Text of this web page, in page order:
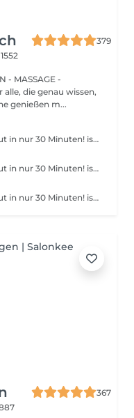
379
- MASSAGE -
genießen m...
Erhalten Sie langanhaltend glatte Haut in nur 30 Minuten! ist eine Methode zur Haarentfernung, bei der die Haare mitsamt der Haarfollikel mit warmem Wachs herausgezogen werden. Wie wird die Wachs-Epilation durchgeführt? - Vorbereitung (die Kosmetikerin trägt eine spezielle antiseptische Lotion auf die Haut auf) - Wachs wird aufgetragen (die Wachsmischung wird auf eine bestimmte Temperatur erhitzt und anschließend mit einem Holzspatel auf die Haut aufgetragen) - Enthaarung (nachdem das Wachs ausgehärtet ist, entfernt die Kosmetikerin die Wachsstreifen mit den Haaren durch scharfe Bewegungen) - Wachsreste werden entfernt (Wachsreste werden entfernt und Aloe-Vera-Creme wird aufgetragen) Altersbeschränkungen: empfohlenes Mindestalter ab 14 Jahren. Empfehlungen nach dem Eingriff: es wird empfohlen, innerhalb von 12 Stunden nach dem Eingriff kein heißes Bad zu nehmen, keine Sauna zu besuchen und nicht im Pool zu schwimmen, da dies zu Reizungen führen kann. Frequenz: einmal in 4 Wochen.
Erhalten Sie langanhaltend glatte Haut in nur 30 Minuten! ist eine Methode zur Haarentfernung, bei der die Haare mitsamt der Haarfollikel mit warmem Wachs herausgezogen werden. Wie wird die Wachs-Epilation durchgeführt? - Vorbereitung (die Kosmetikerin trägt eine spezielle antiseptische Lotion auf die Haut auf) - Wachs wird aufgetragen (die Wachsmischung wird auf eine bestimmte Temperatur erhitzt und anschließend mit einem Holzspatel auf die Haut aufgetragen) - Enthaarung (nachdem das Wachs ausgehärtet ist, entfernt die Kosmetikerin die Wachsstreifen mit den Haaren durch scharfe Bewegungen) - Wachsreste werden entfernt (Wachsreste werden entfernt und Aloe-Vera-Creme wird aufgetragen) Altersbeschränkungen: empfohlenes Mindestalter ab 14 Jahren. Empfehlungen nach dem Eingriff: es wird empfohlen, innerhalb von 12 Stunden nach dem Eingriff kein heißes Bad zu nehmen, keine Sauna zu besuchen und nicht im Pool zu schwimmen, da dies zu Reizungen führen kann. Frequenz: einmal in 4 Wochen.
Erhalten Sie langanhaltend glatte Haut in nur 30 Minuten! ist eine Methode zur Haarentfernung, bei der die Haare mitsamt der Haarfollikel mit warmem Wachs herausgezogen werden. Wie wird die Wachs-Epilation durchgeführt? - Vorbereitung (die Kosmetikerin trägt eine spezielle antiseptische Lotion auf die Haut auf) - Wachs wird aufgetragen (die Wachsmischung wird auf eine bestimmte Temperatur erhitzt und anschließend mit einem Holzspatel auf die Haut aufgetragen) - Enthaarung (nachdem das Wachs ausgehärtet ist, entfernt die Kosmetikerin die Wachsstreifen mit den Haaren durch scharfe Bewegungen) - Wachsreste werden entfernt (Wachsreste werden entfernt und Aloe-Vera-Creme wird aufgetragen) Altersbeschränkungen: empfohlenes Mindestalter ab 14 Jahren. Empfehlungen nach dem Eingriff: es wird empfohlen, innerhalb von 12 Stunden nach dem Eingriff kein heißes Bad zu nehmen, keine Sauna zu besuchen und nicht im Pool zu schwimmen, da dies zu Reizungen führen kann. Frequenz: einmal in 4 Wochen.
367